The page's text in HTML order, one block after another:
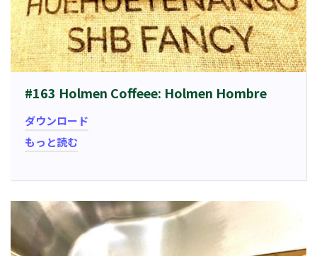
#163 Holmen Coffeee: Holmen Hombre
ダウンロード
もっと読む